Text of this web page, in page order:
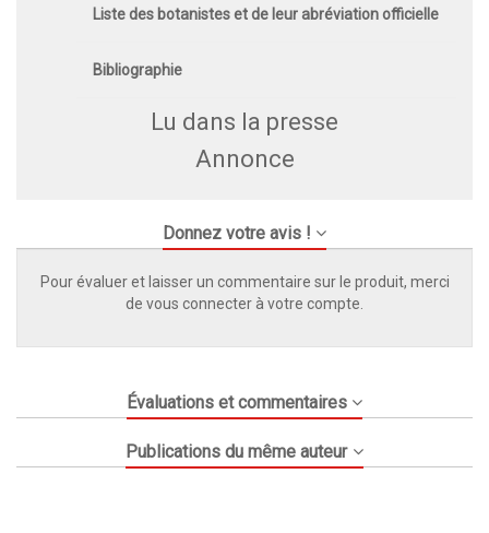
Liste des botanistes et de leur abréviation officielle
Bibliographie
Lu dans la presse
Annonce
Donnez votre avis !
Pour évaluer et laisser un commentaire sur le produit, merci
de vous connecter à votre compte.
Évaluations et commentaires
Publications du même auteur